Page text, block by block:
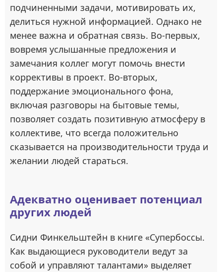
подчиненными задачи, мотивировать их,
делиться нужной информацией. Однако не
менее важна и обратная связь. Во-первых,
вовремя услышанные предложения и
замечания коллег могут помочь внести
коррективы в проект. Во-вторых,
поддержание эмоционального фона,
включая разговоры на бытовые темы,
позволяет создать позитивную атмосферу в
коллективе, что всегда положительно
сказывается на производительности труда и
желании людей стараться.
Адекватно оценивает потенциал
других людей
Сидни Финкельштейн в книге «Супербоссы.
Как выдающиеся руководители ведут за
собой и управляют талантами» выделяет